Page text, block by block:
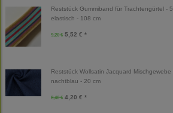
Reststück Gummiband für Trachtengürtel -
elastisch - 108 cm
9,20 € 5,52 € *
Reststück Wollsatin Jacquard
nachtblau - 20 cm
8,40 € 4,20 € *